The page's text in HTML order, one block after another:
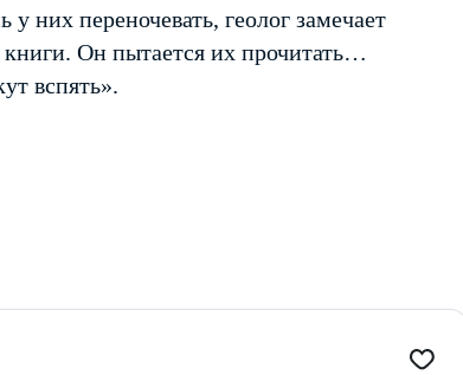
них переночевать, геолог замечает
Он пытается их прочитать…
вспять».